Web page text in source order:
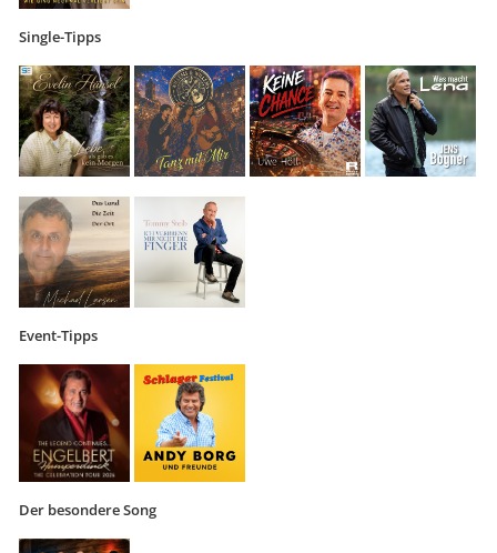
Single-Tipps
Event-Tipps
Der besondere Song